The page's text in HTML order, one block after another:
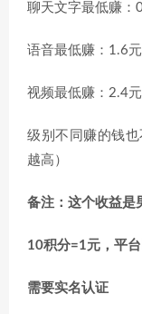
聊天文字最低赚：
语音最低赚：1.6
视频最低赚：2.4
级别不同赚的钱
越高）
备注：这个收益是
10积分=1元，平
需要实名认证